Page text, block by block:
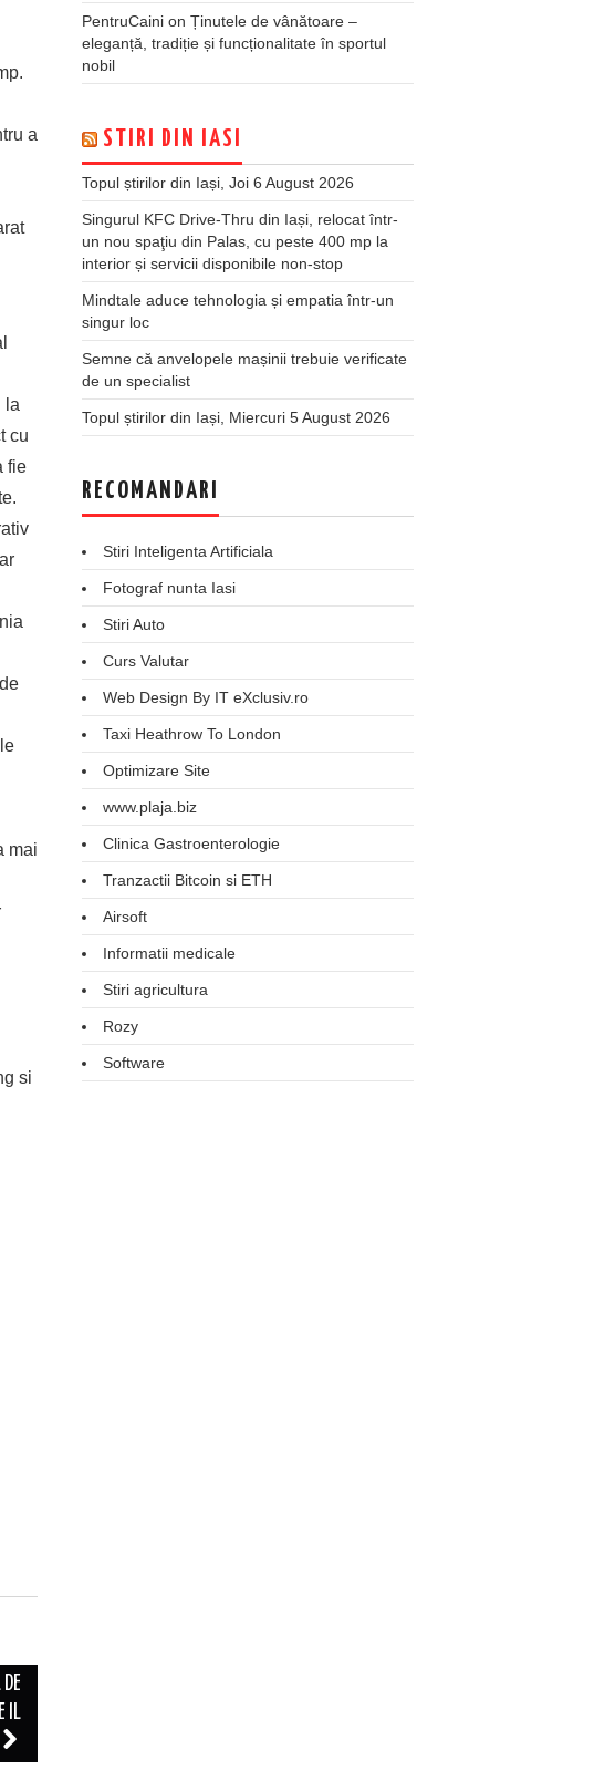
a
la
cu
fie
mai
si
IL
PentruCaini on Ținutele de vânătoare –
eleganță, tradiție și funcționalitate în sportul
nobil
STIRI DIN IASI
Topul știrilor din Iași, Joi 6 August 2026
Singurul KFC Drive-Thru din Iași, relocat într-
un nou spaţiu din Palas, cu peste 400 mp la
interior și servicii disponibile non-stop
Mindtale aduce tehnologia și empatia într-un
singur loc
Semne că anvelopele mașinii trebuie verificate
de un specialist
Topul știrilor din Iași, Miercuri 5 August 2026
RECOMANDARI
Stiri Inteligenta Artificiala
Fotograf nunta Iasi
Stiri Auto
Curs Valutar
Web Design By IT eXclusiv.ro
Taxi Heathrow To London
Optimizare Site
www.plaja.biz
Clinica Gastroenterologie
Tranzactii Bitcoin si ETH
Airsoft
Informatii medicale
Stiri agricultura
Rozy
Software